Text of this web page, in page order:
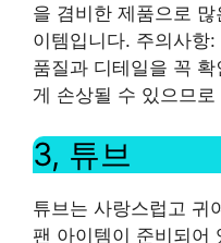
을 겸비한 제품으로
이템입니다. 주의사항
품질과 디테일을 꼭
게 손상될 수 있으므
3, 튜브
튜브는 사랑스럽고 귀
팬 아이템이 준비되어